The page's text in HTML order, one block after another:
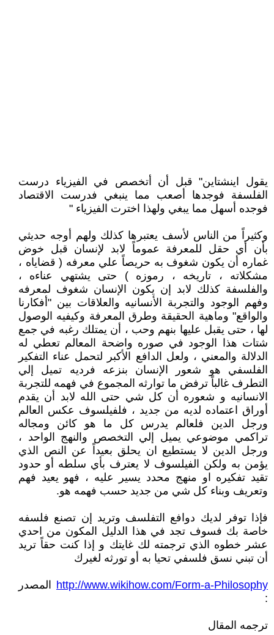
يقول اينشتاين" قبل أن أتخصص في الفيزياء درست
الفلسفة فوجدها أصعب مما ينبغي فدرست الاقتصاد
فوجده أسهل مما يبغي ولهذا اخترت الفيزياء "
وكثيراً من الناس لأسف يعتبرها كذلك ولهم أوجه حديثي
بأن أي حقل للمعرفة عموماً لابد لإنسان قبل خوض
غماره أن يكون شغوف به حريصاً علي معرفه ( قضاياه ،
مشكلاته ، تاريخه ، رموزه ) حتى يشتهي عناءه ،
والفلسفة كذلك لابد إن يكون الإنسان شغوف لمعرفه
وفهم الوجود والتجربة الأنسانيه والعلاقات بين "أفكارنا
والواقع" وماهية الحقيقة وطرق المعرفة وكيفيه الوصول
لها ، حتى يقبل عليها بنهم وحب ، أن يمتلك رغبه في جمع
شتات هذا الوجود في صوره واضحة المعالم تعطي له
الدلالة والمعني ، ولعل الدافع الأكبر لتحمل عناء التفكير
الفلسفي هو شعور الإنسان بنزعه فرديه تميل إلي
التطرف غالباً ترفض ما توارثه المجموع في فهمه للتجربة
الانسانيه و شعوره أن كل شي حتى الله لابد أن يقدم
أوراق اعتماده لديه من جديد ، فلفيلسوف عكس العالم
ورجل الدين فلعالم يدرس كل ما هو كائن ومجاله
تراكمي موضوعي يميل إلي التخصص والنهج الواحد ،
ورجل الدين لا يستطيع ان يحلق بعيداً عن النص الذي
يؤمن به ولكن الفيلسوف لا يعترف بأي سلطه أو حدود
تقيد تفكيره او منهج محدد يسير عليه ، فهو يعيد فهم
وتعريف وبناء كل شي من جديد حسب فهمه هو.
فإذا توفر لديك دوافع التفلسف وتريد إن تصنع فلسفه
خاصة بك فسوف تجد في هذا الدليل المكون من احدي
عشر خطوه الذي ترجمته لك غايتك و إذا كنت حقاً تريد
أن تبني نسق فلسفي تحيا به أو تورثه لغيرك
http://www.wikihow.com/Form-a-Philosophy المصدر
:
ترجمه المقال